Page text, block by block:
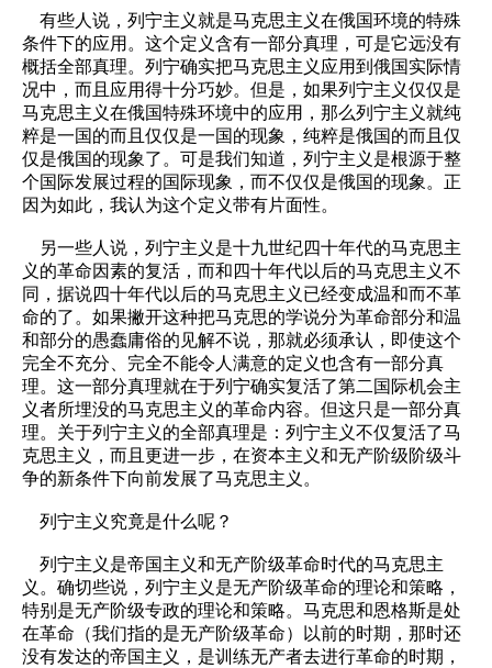
有些人说，列宁主义就是马克思主义在俄国环境的特殊
条件下的应用。这个定义含有一部分真理，可是它远没有
概括全部真理。列宁确实把马克思主义应用到俄国实际情
况中，而且应用得十分巧妙。但是，如果列宁主义仅仅是
马克思主义在俄国特殊环境中的应用，那么列宁主义就纯
粹是一国的而且仅仅是一国的现象，纯粹是俄国的而且仅
仅是俄国的现象了。可是我们知道，列宁主义是根源于整
个国际发展过程的国际现象，而不仅仅是俄国的现象。正
因为如此，我认为这个定义带有片面性。
另一些人说，列宁主义是十九世纪四十年代的马克思主
义的革命因素的复活，而和四十年代以后的马克思主义不
同，据说四十年代以后的马克思主义已经变成温和而不革
命的了。如果撇开这种把马克思的学说分为革命部分和温
和部分的愚蠢庸俗的见解不说，那就必须承认，即使这个
完全不充分、完全不能令人满意的定义也含有一部分真
理。这一部分真理就在于列宁确实复活了第二国际机会主
义者所埋没的马克思主义的革命内容。但这只是一部分真
理。关于列宁主义的全部真理是：列宁主义不仅复活了马
克思主义，而且更进一步，在资本主义和无产阶级阶级斗
争的新条件下向前发展了马克思主义。
列宁主义究竟是什么呢？
列宁主义是帝国主义和无产阶级革命时代的马克思主
义。确切些说，列宁主义是无产阶级革命的理论和策略，
特别是无产阶级专政的理论和策略。马克思和恩格斯是处
在革命（我们指的是无产阶级革命）以前的时期，那时还
没有发达的帝国主义，是训练无产者去进行革命的时期，